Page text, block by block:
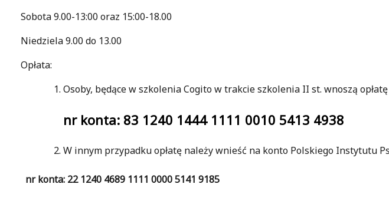
Sobota 9.00-13:00 oraz 15:00-18.00
Niedziela 9.00 do 13.00
Opłata:
Osoby, będące w szkolenia Cogito w trakcie szkolenia II st. wnoszą
nr konta: 83 1240 1444 1111 0010 5413 4938
W innym przypadku opłatę należy wnieść na konto Polskiego Instytutu
nr konta: 22 1240 4689 1111 0000 5141 9185